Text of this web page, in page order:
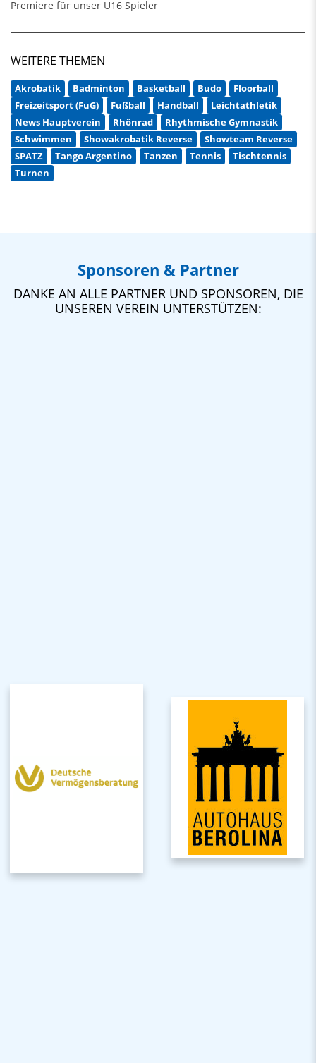
Premiere für unser U16 Spieler
WEITERE THEMEN
Akrobatik Badminton Basketball Budo
Floorball
Freizeitsport (FuG)
Fußball Handball
Leichtathletik
News Hauptverein
Rhönrad
Rhythmische Gymnastik
Schwimmen
Showakrobatik Reverse
Showteam Reverse
SPATZ
Tango Argentino Tanzen Tennis
Tischtennis
Turnen
Sponsoren & Partner
DANKE AN ALLE PARTNER UND SPONSOREN, DIE
UNSEREN VEREIN UNTERSTÜTZEN: